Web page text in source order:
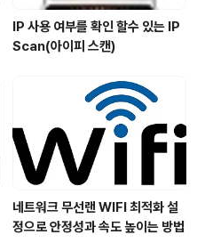
IP 사용 여부를 확인 할수 있는 IP
Scan(아이피 스캔)
네트워크 무선랜 WIFI 최적화 설
정으로 안정성과 속도 높이는 방법